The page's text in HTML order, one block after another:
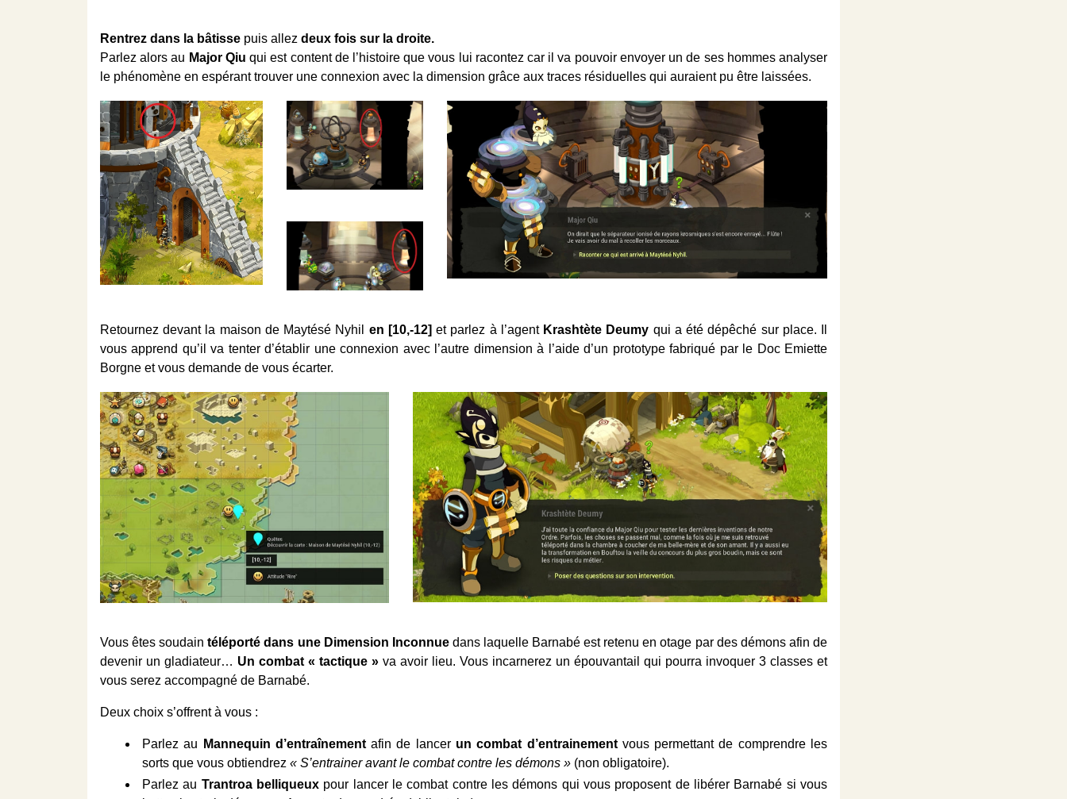
Rentrez dans la bâtisse puis allez deux fois sur la droite.
Parlez alors au Major Qiu qui est content de l’histoire que vous lui racontez car il va pouvoir envoyer un de ses hommes analyser
le phénomène en espérant trouver une connexion avec la dimension grâce aux traces résiduelles qui auraient pu être laissées.
Retournez devant la maison de Maytésé Nyhil en [10,-12] et parlez à l’agent Krashtète Deumy qui a été dépêché sur place. Il
vous apprend qu’il va tenter d’établir une connexion avec l’autre dimension à l’aide d’un prototype fabriqué par le Doc Emiette
Borgne et vous demande de vous écarter.
Vous êtes soudaintéléporté dans une Dimension Inconnuedans laquelle Barnabé est retenu en otage par des démons afin de
devenir un gladiateur… Un combat « tactique » va avoir lieu. Vous incarnerez un épouvantail qui pourra invoquer 3 classes et
vous serez accompagné de Barnabé.
Deux choix s’offrent à vous :
Parlez au Mannequin d’entraînementafin de lancer un combat d’entrainementvous permettant de comprendre les
sorts que vous obtiendrez « S’entrainer avant le combat contre les démons » (non obligatoire).
Parlez au Trantroa belliqueux pour lancer le combat contre les démons qui vous proposent de libérer Barnabé si vous